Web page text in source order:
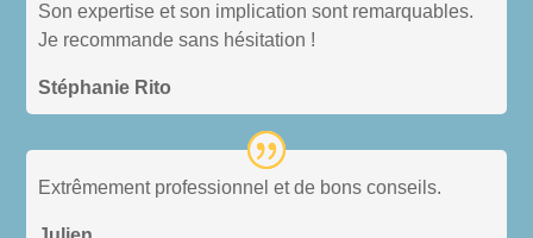
Son expertise et son implication sont remarquables.
Je recommande sans hésitation !
Stéphanie Rito
Extrêmement professionnel et de bons conseils.